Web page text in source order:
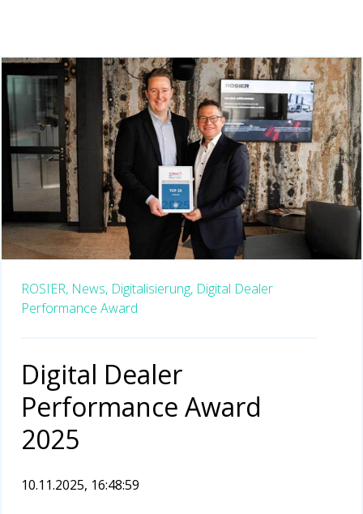
ROSIER, News, Digitalisierung, Digital Dealer
Performance Award
Digital Dealer
Performance Award
2025
10.11.2025, 16:48:59